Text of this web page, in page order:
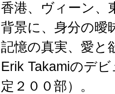
香港、ヴィーン、
背景に、身分の曖
記憶の真実、愛と
Erik Takamiのデ
定２００部）。